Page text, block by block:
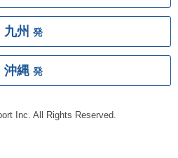
九州発
沖縄発
Inc. All Rights Reserved.